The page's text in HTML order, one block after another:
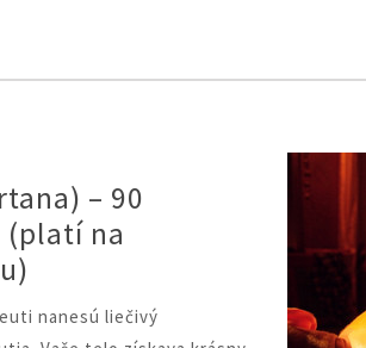
– 90
(platí na
nanesú liečivý